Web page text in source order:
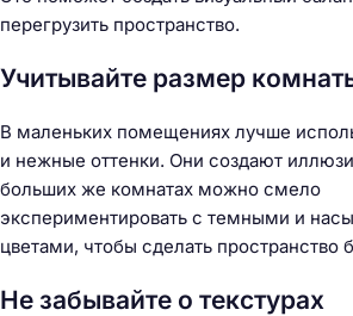
перегрузить пространство.
Учитывайте размер
В маленьких помещениях лучше
и нежные оттенки. Они создают
больших же комнатах можно смело
экспериментировать с темными и
цветами, чтобы сделать пространство
Не забывайте о текстурах